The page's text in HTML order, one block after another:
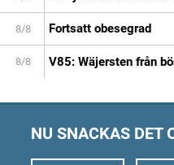
8/8 Fortsatt obesegrad
8/8 V85: Wäjersten från
NU SNACKAS DET